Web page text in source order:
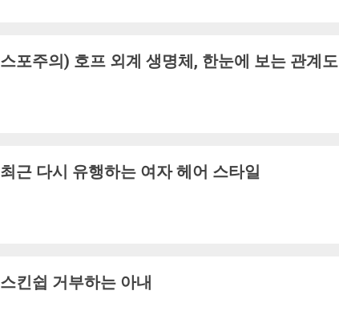
스포주의) 호프 외계 생명체, 한눈에 보는 관계도
최근 다시 유행하는 여자 헤어 스타일
스킨쉽 거부하는 아내